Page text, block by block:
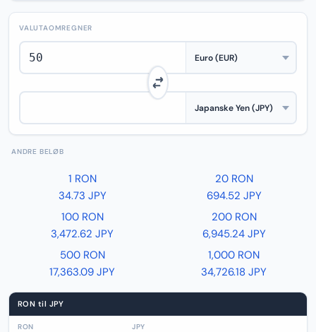
VALUTAOMREGNER
ANDRE BELØB
1 RON
34.73 JPY
20 RON
694.52 JPY
100 RON
3,472.62 JPY
200 RON
6,945.24 JPY
500 RON
17,363.09 JPY
1,000 RON
34,726.18 JPY
RON til JPY
RON JPY